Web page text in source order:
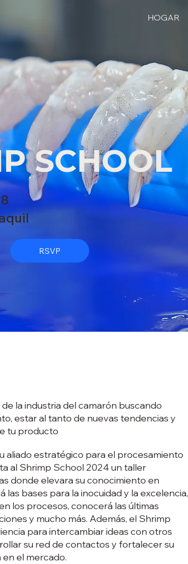
HOGAR
SCHOOL
RSVP
la industria del camarón buscando
estar al tanto de nuevas tendencias y
tu producto
aliado estratégico para el procesamiento
al Shrimp School 2024 un taller
donde elevara su conocimiento en
las bases para la inocuidad y la excelencia,
los procesos, conocerá las últimas
y mucho más. Además, el Shrimp
para intercambiar ideas con otros
su red de contactos y fortalecer su
el mercado.​